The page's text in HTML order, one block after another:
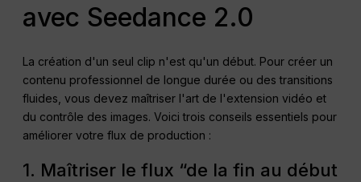
avec Seedance 2.0
La création d'un seul clip n'est qu'un début. Pour créer un
contenu professionnel de longue durée ou des transitions
fluides, vous devez maîtriser l'art de l'extension vidéo et
du contrôle des images. Voici trois conseils essentiels pour
améliorer votre flux de production :
1. Maîtriser le flux “de la fin au début